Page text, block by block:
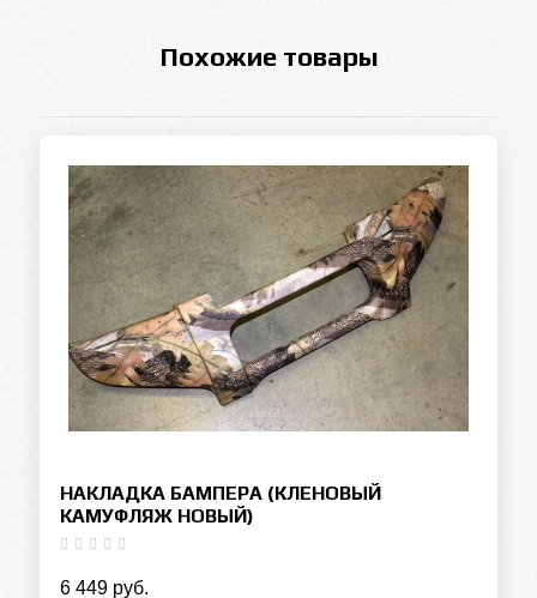
Похожие товары
НАКЛАДКА БАМПЕРА (КЛЕНОВЫЙ
КАМУФЛЯЖ НОВЫЙ)
6 449 руб.